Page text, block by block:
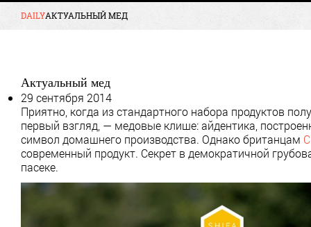
DAILYАКТУАЛЬНЫЙ МЕД
Актуальный мед
29 сентября 2014
Приятно, когда из стандартного набора продуктов
первый взгляд, — медовые клише: айдентика,
символ домашнего производства. Однако британцам
современный продукт. Секрет в демократичной
пасеке.